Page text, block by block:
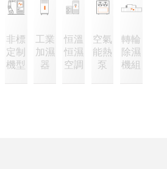
非標
定制
機型
工業
加濕
器
恒溫
恒濕
空調
空氣
能熱
泵
轉輪
除濕
機組